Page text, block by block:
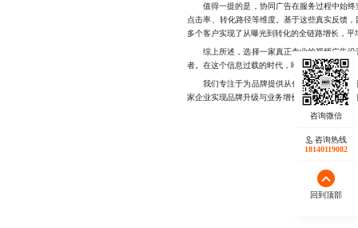
值得一提的是，协同广告在服务过程中始终
点击率、转化路径等维度。基于这些真实反馈
多个客户实现了从曝光到转化的全链路增长，平
综上所述，选择一家真正专业的视频广告设
者。在这个信息过载的时代，唯有用心讲好故
我们专注于为品牌提供从创意策划到落地执
家企业实现品牌升级与业务增长，如需了解具
咨询热线
18140119082
回到顶部